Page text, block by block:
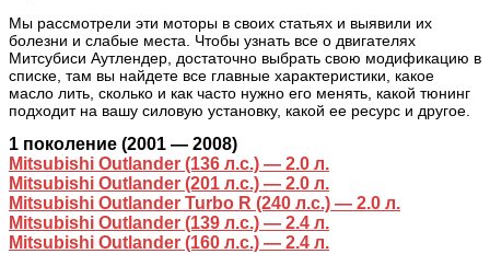
Мы рассмотрели эти моторы в своих статьях и выявили их
болезни и слабые места. Чтобы узнать все о двигателях
Митсубиси Аутлендер, достаточно выбрать свою модификацию в
списке, там вы найдете все главные характеристики, какое
масло лить, сколько и как часто нужно его менять, какой тюнинг
подходит на вашу силовую установку, какой ее ресурс и другое.
1 поколение (2001 — 2008)
Mitsubishi Outlander (136 л.с.) — 2.0 л.
Mitsubishi Outlander (201 л.с.) — 2.0 л.
Mitsubishi Outlander Turbo R (240 л.с.) — 2.0 л.
Mitsubishi Outlander (139 л.с.) — 2.4 л.
Mitsubishi Outlander (160 л.с.) — 2.4 л.